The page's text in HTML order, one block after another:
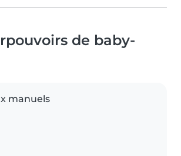
de baby-
manuels